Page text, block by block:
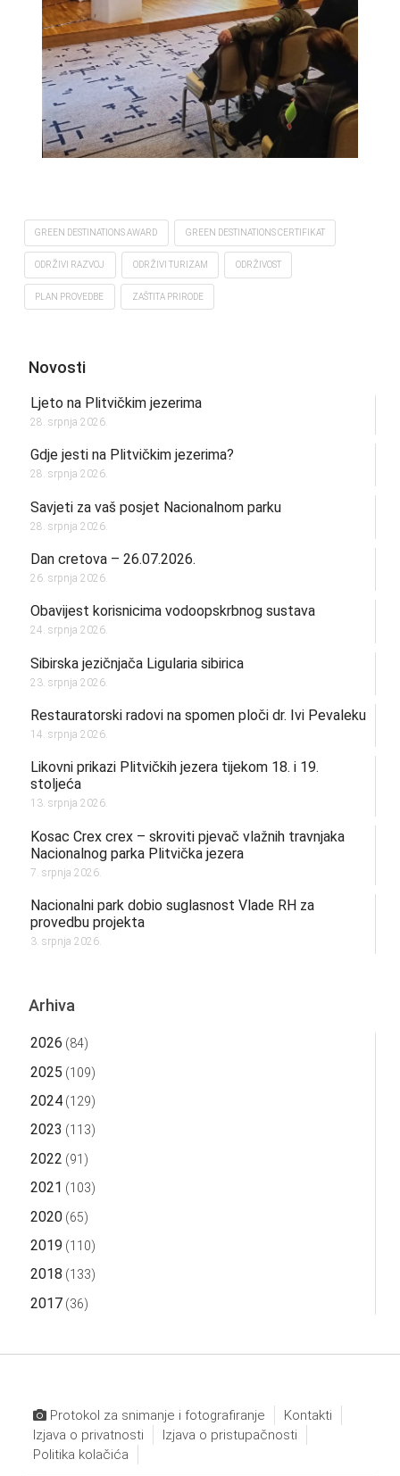
GREEN DESTINATIONS AWARD GREEN DESTINATIONS CERTIFIKAT
ODRŽIVI RAZVOJ ODRŽIVI TURIZAM ODRŽIVOST
PLAN PROVEDBE ZAŠTITA PRIRODE
Novosti
Ljeto na Plitvičkim jezerima
28. srpnja 2026.
Gdje jesti na Plitvičkim jezerima?
28. srpnja 2026.
Savjeti za vaš posjet Nacionalnom parku
28. srpnja 2026.
Dan cretova – 26.07.2026.
26. srpnja 2026.
Obavijest korisnicima vodoopskrbnog sustava
24. srpnja 2026.
Sibirska jezičnjača Ligularia sibirica
23. srpnja 2026.
Restauratorski radovi na spomen ploči dr. Ivi Pevaleku
14. srpnja 2026.
Likovni prikazi Plitvičkih jezera tijekom 18. i 19.
stoljeća
13. srpnja 2026.
Kosac Crex crex – skroviti pjevač vlažnih travnjaka
Nacionalnog parka Plitvička jezera
7. srpnja 2026.
Nacionalni park dobio suglasnost Vlade RH za
provedbu projekta
3. srpnja 2026.
Arhiva
2026 (84)
2025 (109)
2024(129)
2023 (113)
2022 (91)
2021 (103)
2020(65)
2019 (110)
2018 (133)
2017(36)
Protokol za snimanje i fotografiranje
Kontakti
Izjava o privatnosti
Izjava o pristupačnosti
Politika kolačića